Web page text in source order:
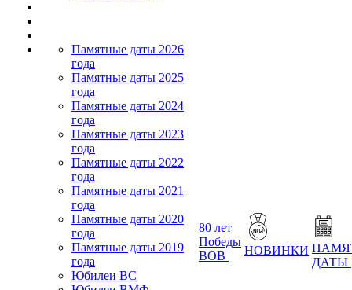
Памятные даты 2026
года
Памятные даты 2025
года
Памятные даты 2024
года
Памятные даты 2023
года
Памятные даты 2022
года
Памятные даты 2021
года
Памятные даты 2020
года
Памятные даты 2019
года
Юбилеи ВС
80 лет
Победы
ВОВ
НОВИНКИ
ДАТЫ